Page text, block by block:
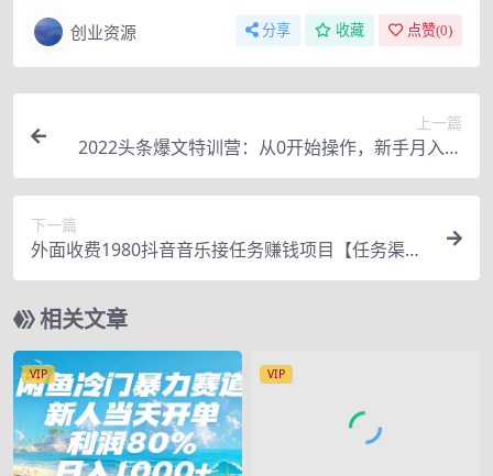
创业资源 分享 收藏 点赞(0)
上一篇
2022头条爆文特训营：从0开始操作，新手月入过
万（16节课时）
下一篇
外面收费1980抖音音乐接任务赚钱项目【任务渠道
+详细教程】
相关文章
VIP VIP